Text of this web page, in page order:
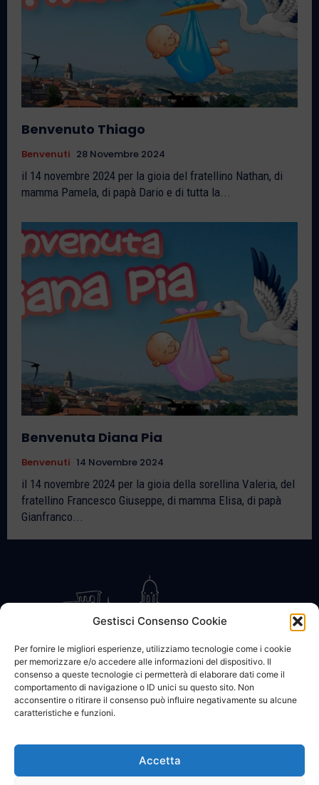
Gestisci Consenso Cookie
Per fornire le migliori esperienze, utilizziamo tecnologie come i cookie
per memorizzare e/o accedere alle informazioni del dispositivo. Il
consenso a queste tecnologie ci permetterà di elaborare dati come il
comportamento di navigazione o ID unici su questo sito. Non
acconsentire o ritirare il consenso può influire negativamente su alcune
caratteristiche e funzioni.
Accetta
Benvenuto Thiago
Benvenuti 28 Novembre 2024
il 14 novembre 2024 per la gioia del fratellino Nathan, di
mamma Pamela, di papà Dario e di tutta la...
Benvenuta Diana Pia
Benvenuti 14 Novembre 2024
il 14 novembre 2024 per la gioia della sorellina Valeria, del
fratellino Francesco Giuseppe, di mamma Elisa, di papà
Gianfranco...
CONTATTACI COOKIE POLICY PRIVACY
© 2002 - 2026 SanBartolomeo.info :::: powered by Go Web snc |